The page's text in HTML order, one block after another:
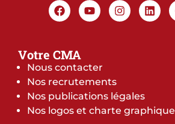
Votre CMA
Nous contacter
Nos recrutements
Nos publications légales
Nos logos et charte graphique